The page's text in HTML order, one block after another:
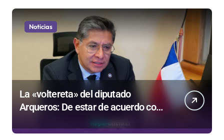
Noticias
La «voltereta» del diputado
Arqueros: De estar de acuerdo con
privatizar Codelco a defender una
empresa 100% estatal